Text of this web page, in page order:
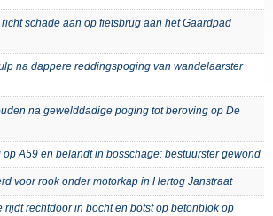
schade aan op fietsbrug aan het Gaardpad
na dappere reddingspoging van wandelaarster
na gewelddadige poging tot beroving op De
op A59 en belandt in bosschage: bestuurster gewond
voor rook onder motorkap in Hertog Janstraat
rijdt rechtdoor in bocht en botst op betonblok op